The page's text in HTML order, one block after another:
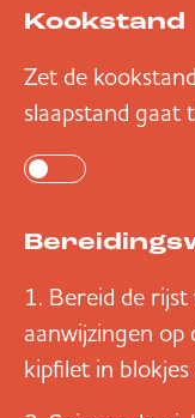
Kookstand
Zet de
slaapstand gaat
Bereid de rijst
aanwijzingen op
kipfilet in